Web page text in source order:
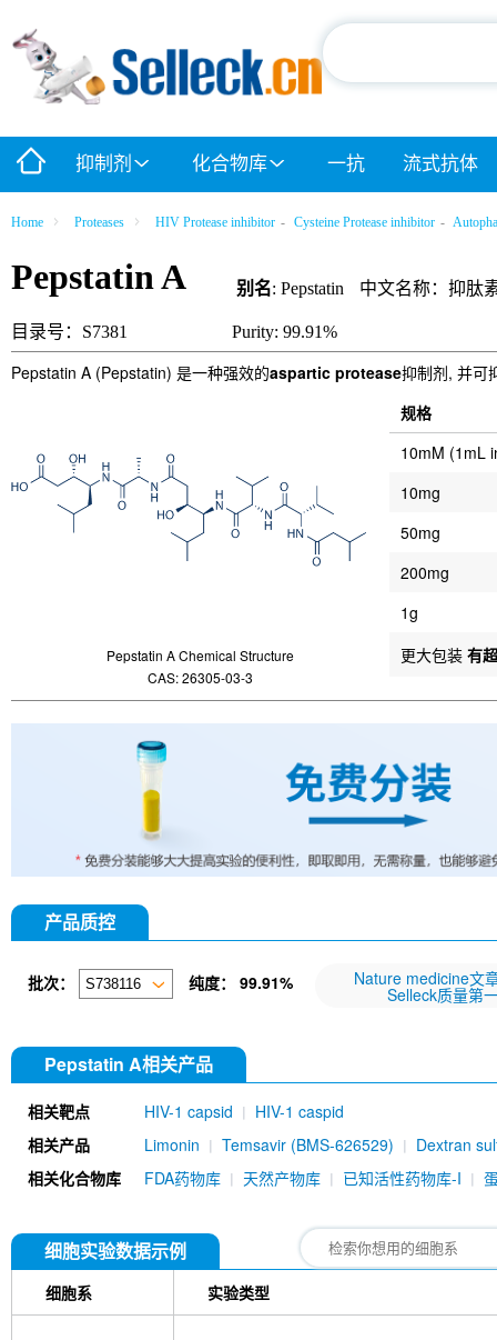
抑制剂 化合物库 一抗 流式抗体
Home Proteases HIV Protease inhibitor - Cysteine Protease inhibitor -
Pepstatin A 别名: Pepstatin 中文名称：抑肽
目录号：S7381 Purity: 99.91%
Pepstatin A (Pepstatin) 是一种强效的aspartic protease抑制剂, 并可
Pepstatin A Chemical Structure
CAS: 26305-03-3
规格
10mM (1mL
10mg
50mg
200mg
1g
更大包装 有
产品质控
批次： 纯度： 99.91% Nature medicine文
Selleck质量第
Pepstatin A相关产品
相关靶点 HIV-1 capsid
HIV-1 caspid
相关产品
Limonin Temsavir (BMS-626529)
Dextran
相关化合物库
FDA药物库 天然产物库 已知活性药物库-I
细胞实验数据示例
细胞系 实验类型